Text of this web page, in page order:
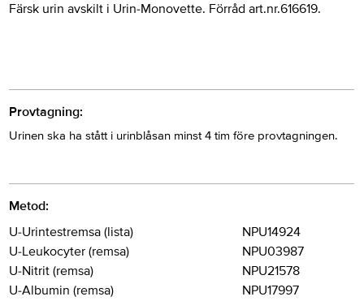
Färsk urin avskilt i Urin-Monovette. Förråd art.nr.616619.
Provtagning:
Urinen ska ha stått i urinblåsan minst 4 tim före provtagningen.
Metod:
U-Urintestremsa (lista)
NPU14924
U-Leukocyter (remsa)
NPU03987
U-Nitrit (remsa)
NPU21578
U-Albumin (remsa)
NPU17997